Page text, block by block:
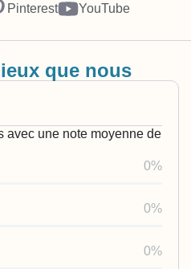
Pinterest
YouTube
que nous
avec une note moyenne de
0%
0%
0%